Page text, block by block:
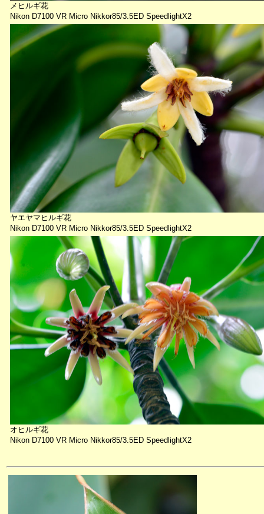
メヒルギ花
Nikon D7100 VR Micro Nikkor85/3.5ED SpeedlightX2
ヤエヤマヒルギ花
Nikon D7100 VR Micro Nikkor85/3.5ED SpeedlightX2
オヒルギ花
Nikon D7100 VR Micro Nikkor85/3.5ED SpeedlightX2